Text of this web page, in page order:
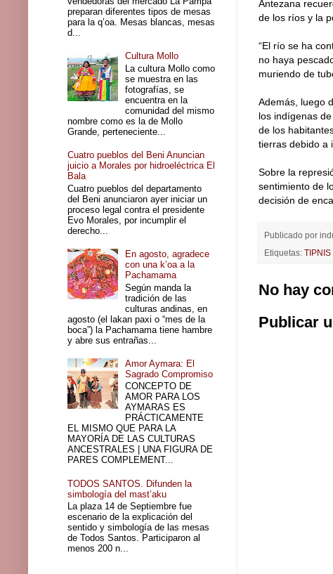
Antezana
de los ríos y la
“El río se ha
no haya
muriendo de
Además, luego
los indígenas
de los
tierras debido a
Sobre la
sentimiento de
decisión de
Publicado por
Etiquetas: TIPNIS
No hay
Publicar
preparan diferentes tipos de mesas
para la q’oa. Mesas blancas, mesas
d...
Cultura Mollo
La cultura Mollo como
se muestra en las
fotografías, se
encuentra en la
comunidad del mismo
nombre como es la de Mollo
Grande, perteneciente...
Cuatro pueblos del Beni Anuncian
juicio a Morales por hidroeléctrica El
Bala
Cuatro pueblos del departamento
del Beni anunciaron ayer iniciar un
proceso legal contra el presidente
Evo Morales, por incumplir el
derecho...
En agosto, agradece
con una k’oa a la
Pachamama
Según manda la
tradición de las
culturas andinas, en
agosto (el lakan paxi o “mes de la
boca”) la Pachamama tiene hambre
y abre sus entrañas...
Amor Aymara: El
Sagrado Compromiso
CONCEPTO DE
AMOR PARA LOS
AYMARAS ES
PRÁCTICAMENTE
EL MISMO QUE PARA LA
MAYORÍA DE LAS CULTURAS
ANCESTRALES | UNA FIGURA DE
PARES COMPLEMENT...
TODOS SANTOS. Difunden la
simbología del mast’aku
La plaza 14 de Septiembre fue
escenario de la explicación del
sentido y simbología de las mesas
de Todos Santos. Participaron al
menos 200 n...